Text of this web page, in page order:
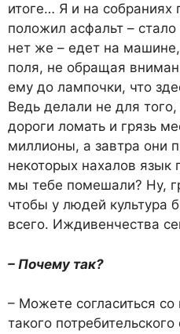
итоге… Я и на собраниях
положил асфальт – стало
нет же – едет на
поля, не обращая
ему до лампочки, что
Ведь делали не для
дороги ломать и грязь
миллионы, а завтра они
некоторых нахалов язык
мы тебе помешали? Ну,
чтобы у людей культура
всего. Иждивенчества
– Почему так?
– Можете согласиться
такого